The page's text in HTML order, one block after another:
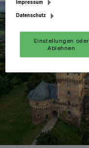
Impressum
Datenschutz
Einstellungen oder
Ablehnen